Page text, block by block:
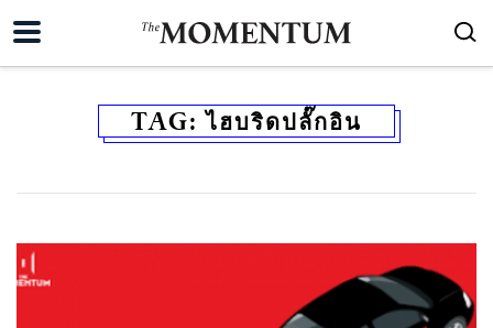
TAG:ไฮบริดปลั๊กอิน